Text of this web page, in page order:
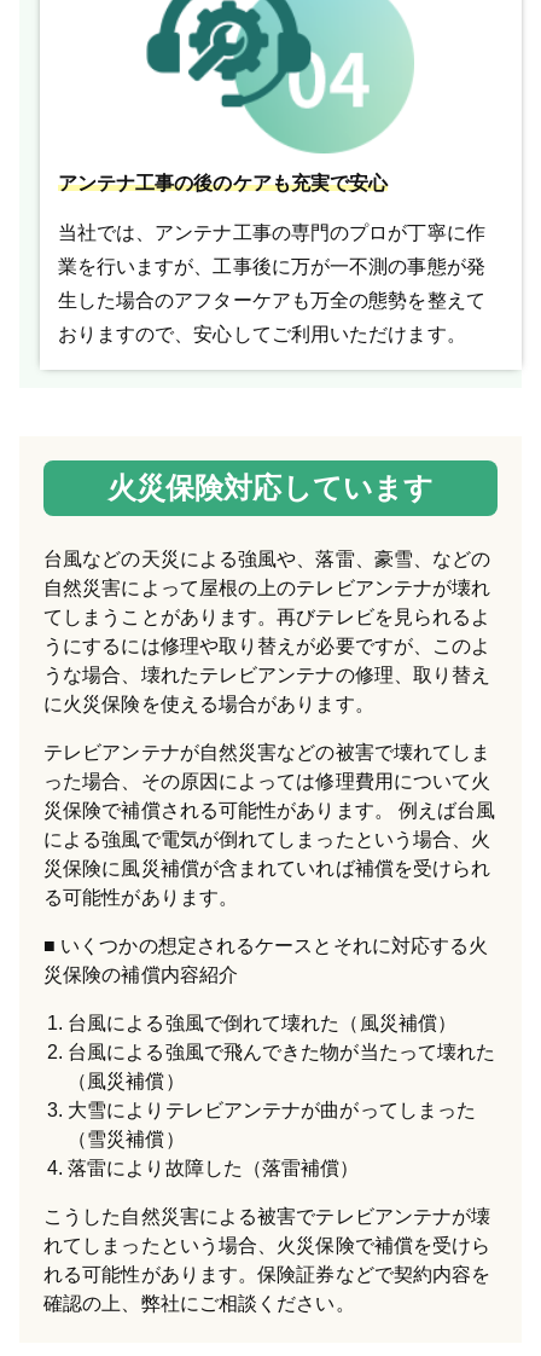
アンテナ工事の後のケアも充実で安心
当社では、アンテナ工事の専門のプロが丁寧に作
業を行いますが、工事後に万が一不測の事態が発
生した場合のアフターケアも万全の態勢を整えて
おりますので、安心してご利用いただけます。
火災保険対応しています
台風などの天災による強風や、落雷、豪雪、などの
自然災害によって屋根の上のテレビアンテナが壊れ
てしまうことがあります。再びテレビを見られるよ
うにするには修理や取り替えが必要ですが、このよ
うな場合、壊れたテレビアンテナの修理、取り替え
に火災保険を使える場合があります。
テレビアンテナが自然災害などの被害で壊れてしま
った場合、その原因によっては修理費用について火
災保険で補償される可能性があります。 例えば台風
による強風で電気が倒れてしまったという場合、火
災保険に風災補償が含まれていれば補償を受けられ
る可能性があります。
いくつかの想定されるケースとそれに対応する火
災保険の補償内容紹介
台風による強風で倒れて壊れた（風災補償）
台風による強風で飛んできた物が当たって壊れた
（風災補償）
大雪によりテレビアンテナが曲がってしまった
（雪災補償）
落雷により故障した（落雷補償）
こうした自然災害による被害でテレビアンテナが壊
れてしまったという場合、火災保険で補償を受けら
れる可能性があります。保険証券などで契約内容を
確認の上、弊社にご相談ください。